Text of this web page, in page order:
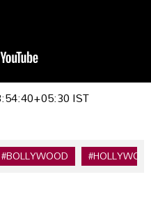
IST
#BOLLYWOOD